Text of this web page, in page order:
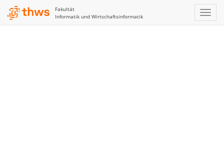
Fakultät
Informatik und Wirtschaftsinformatik